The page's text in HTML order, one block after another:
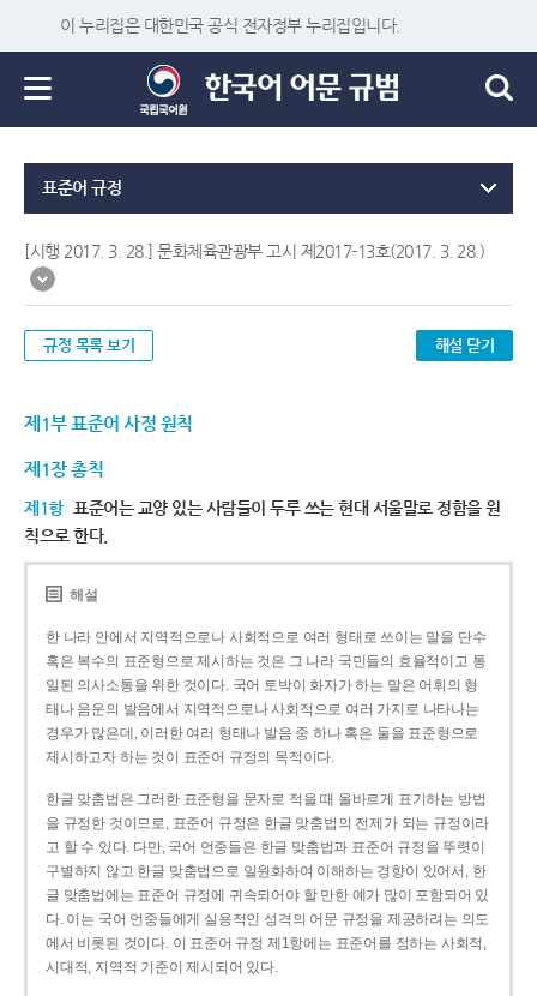
이 누리집은 대한민국 공식 전자정부 누리집입니다.
표준어 규정
[시행 2017. 3. 28.] 문화체육관광부 고시 제2017-13호(2017. 3. 28.)
규정 목록 보기 해설 닫기
제1부 표준어 사정 원칙
제1장 총칙
제1항 표준어는 교양 있는 사람들이 두루 쓰는 현대 서울말로 정함을 원
칙으로 한다.
해설
한 나라 안에서 지역적으로나 사회적으로 여러 형태로 쓰이는 말을 단수
혹은 복수의 표준형으로 제시하는 것은 그 나라 국민들의 효율적이고 통
일된 의사소통을 위한 것이다. 국어 토박이 화자가 하는 말은 어휘의 형
태나 음운의 발음에서 지역적으로나 사회적으로 여러 가지로 나타나는
경우가 많은데, 이러한 여러 형태나 발음 중 하나 혹은 둘을 표준형으로
제시하고자 하는 것이 표준어 규정의 목적이다.
한글 맞춤법은 그러한 표준형을 문자로 적을 때 올바르게 표기하는 방법
을 규정한 것이므로, 표준어 규정은 한글 맞춤법의 전제가 되는 규정이라
고 할 수 있다. 다만, 국어 언중들은 한글 맞춤법과 표준어 규정을 뚜렷이
구별하지 않고 한글 맞춤법으로 일원화하여 이해하는 경향이 있어서, 한
글 맞춤법에는 표준어 규정에 귀속되어야 할 만한 예가 많이 포함되어 있
다. 이는 국어 언중들에게 실용적인 성격의 어문 규정을 제공하려는 의도
에서 비롯된 것이다. 이 표준어 규정 제1항에는 표준어를 정하는 사회적,
시대적, 지역적 기준이 제시되어 있다.